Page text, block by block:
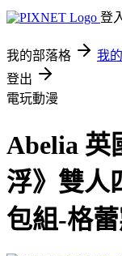
登
我的部落格 我
登出
電玩動漫
Abelia 英
浮》雙人
包組-格